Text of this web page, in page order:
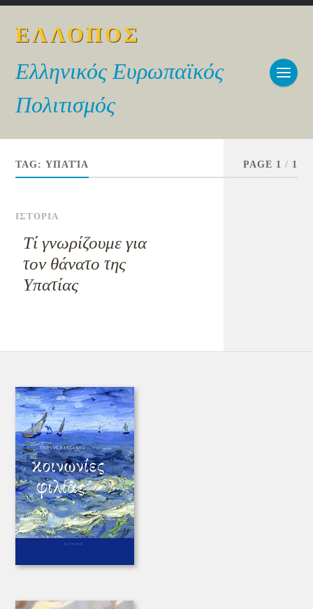
ΕΛΛΟΠΟΣ
Ελληνικός Ευρωπαϊκός
Πολιτισμός
TAG:ΥΠΑΤΊΑ PAGE 1 / 1
ΙΣΤΟΡΙΑ
Τί γνωρίζουμε για
τον θάνατο της
Υπατίας